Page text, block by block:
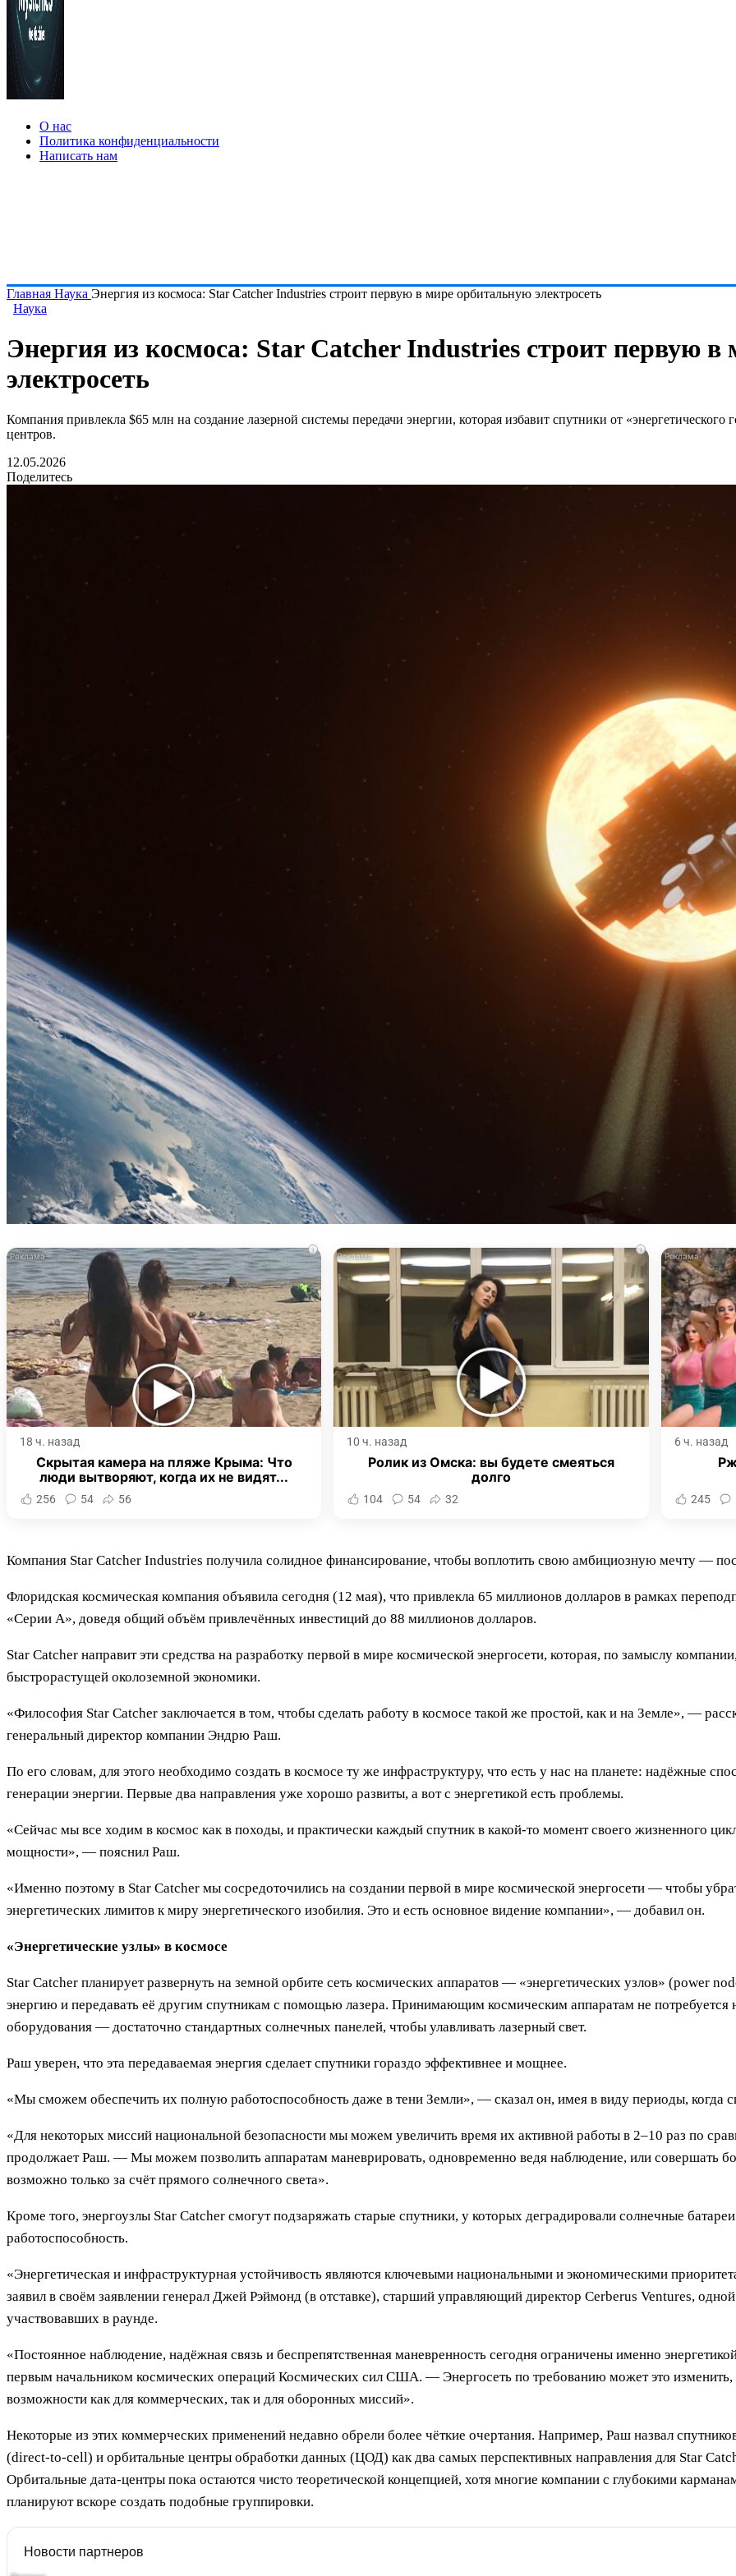
О нас
Политика конфиденциальности
Написать нам
Главная Наука Энергия из космоса: Star Catcher Industries строит первую в мире орбитальную электросеть
Наука
Энергия из космоса: Star Catcher Industries строит первую
электросеть
Компания привлекла $65 млн на создание лазерной системы передачи энергии, которая избавит спутники от «энергетического
центров.
12.05.2026
Поделитесь
i
18 ч. назад
Скрытая камера на пляже Крыма: Что
люди вытворяют, когда их не видят...
256 54 56
i
10 ч. назад
Ролик из Омска: вы будете смеяться
долго
104 54 32
6 ч. назад
245
Компания Star Catcher Industries получила солидное финансирование, чтобы воплотить свою амбициозную мечту —
Флоридская космическая компания объявила сегодня (12 мая), что привлекла 65 миллионов долларов в рамках
«Серии А», доведя общий объём привлечённых инвестиций до 88 миллионов долларов.
Star Catcher направит эти средства на разработку первой в мире космической энергосети, которая, по замыслу
быстрорастущей околоземной экономики.
«Философия Star Catcher заключается в том, чтобы сделать работу в космосе такой же простой, как и на Земле», —
генеральный директор компании Эндрю Раш.
По его словам, для этого необходимо создать в космосе ту же инфраструктуру, что есть у нас на планете: надёжные
генерации энергии. Первые два направления уже хорошо развиты, а вот с энергетикой есть проблемы.
«Сейчас мы все ходим в космос как в походы, и практически каждый спутник в какой-то момент своего жизненного
мощности», — пояснил Раш.
«Именно поэтому в Star Catcher мы сосредоточились на создании первой в мире космической энергосети — чтобы
энергетических лимитов к миру энергетического изобилия. Это и есть основное видение компании», — добавил он.
«Энергетические узлы» в космосе
Star Catcher планирует развернуть на земной орбите сеть космических аппаратов — «энергетических узлов» (power
энергию и передавать её другим спутникам с помощью лазера. Принимающим космическим аппаратам не потребуется
оборудования — достаточно стандартных солнечных панелей, чтобы улавливать лазерный свет.
Раш уверен, что эта передаваемая энергия сделает спутники гораздо эффективнее и мощнее.
«Мы сможем обеспечить их полную работоспособность даже в тени Земли», — сказал он, имея в виду периоды, когда
«Для некоторых миссий национальной безопасности мы можем увеличить время их активной работы в 2–10 раз по
продолжает Раш. — Мы можем позволить аппаратам маневрировать, одновременно ведя наблюдение, или совершать
возможно только за счёт прямого солнечного света».
Кроме того, энергоузлы Star Catcher смогут подзаряжать старые спутники, у которых деградировали солнечные
работоспособность.
«Энергетическая и инфраструктурная устойчивость являются ключевыми национальными и экономическими
заявил в своём заявлении генерал Джей Рэймонд (в отставке), старший управляющий директор Cerberus Ventures,
участвовавших в раунде.
«Постоянное наблюдение, надёжная связь и беспрепятственная маневренность сегодня ограничены именно
первым начальником космических операций Космических сил США. — Энергосеть по требованию может это
возможности как для коммерческих, так и для оборонных миссий».
Некоторые из этих коммерческих применений недавно обрели более чёткие очертания. Например, Раш назвал
(direct-to-cell) и орбитальные центры обработки данных (ЦОД) как два самых перспективных направления для Star
Орбитальные дата-центры пока остаются чисто теоретической концепцией, хотя многие компании с глубокими
планируют вскоре создать подобные группировки.
Новости партнеров